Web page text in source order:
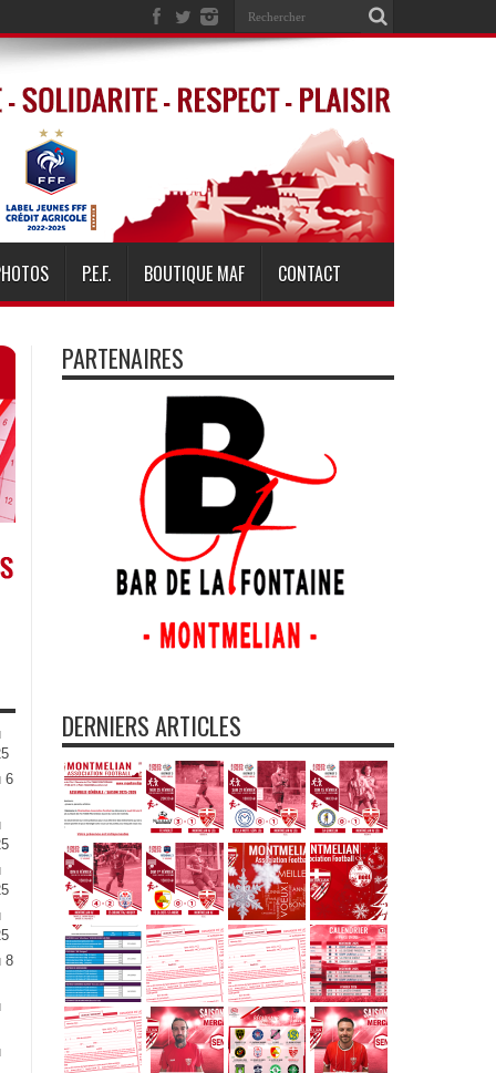
P.E.F. BOUTIQUE MAF CONTACT
6
8
PARTENAIRES
DERNIERS ARTICLES